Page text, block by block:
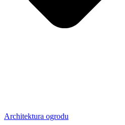
Architektura ogrodu